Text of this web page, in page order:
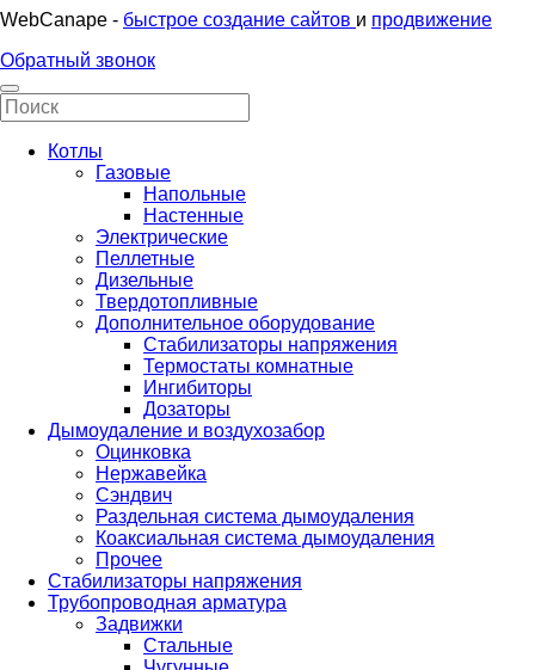
WebCanape - быстрое создание сайтов и продвижение
Обратный звонок
Котлы
Газовые
Напольные
Настенные
Электрические
Пеллетные
Дизельные
Твердотопливные
Дополнительное оборудование
Стабилизаторы напряжения
Термостаты комнатные
Ингибиторы
Дозаторы
Дымоудаление и воздухозабор
Оцинковка
Нержавейка
Сэндвич
Раздельная система дымоудаления
Коаксиальная система дымоудаления
Прочее
Стабилизаторы напряжения
Трубопроводная арматура
Задвижки
Стальные